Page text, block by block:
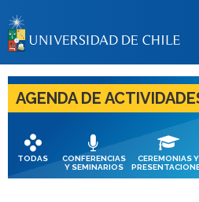
LA
Estudiantes
AGENDA DE
TODAS
CONFERENCIAS
Y SEMINARIOS
CEREMONIAS Y